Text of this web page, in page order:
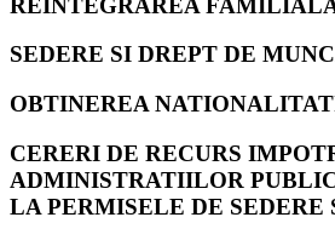
REINTEGRAREA
SEDERE SI DREPT DE
OBTINEREA
CERERI DE RECURS
ADMINISTRATIILOR
LA PERMISELE DE SEDERE